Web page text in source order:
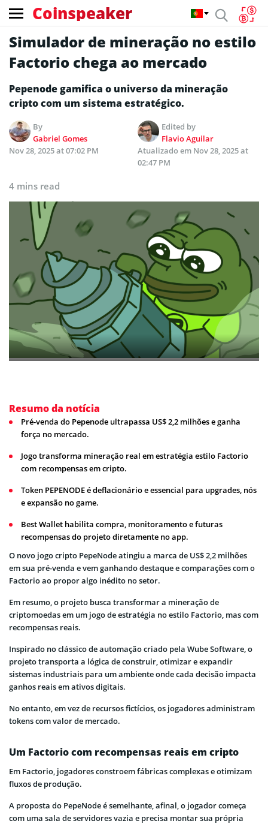
Coinspeaker
Simulador de mineração no estilo
Factorio chega ao mercado
Pepenode gamifica o universo da mineração
cripto com um sistema estratégico.
By
Gabriel Gomes
Edited by
Flavio Aguilar
Nov 28, 2025 at 07:02 PM
Atualizado em Nov 28, 2025 at
02:47 PM
4 mins read
Resumo da notícia
Pré-venda do Pepenode ultrapassa US$ 2,2 milhões e ganha
força no mercado.
Jogo transforma mineração real em estratégia estilo Factorio
com recompensas em cripto.
Token PEPENODE é deflacionário e essencial para upgrades, nós
e expansão no game.
Best Wallet habilita compra, monitoramento e futuras
recompensas do projeto diretamente no app.
O novo jogo cripto PepeNode atingiu a marca de US$ 2,2 milhões
em sua pré-venda e vem ganhando destaque e comparações com o
Factorio ao propor algo inédito no setor.
Em resumo, o projeto busca transformar a mineração de
criptomoedas em um jogo de estratégia no estilo Factorio, mas com
recompensas reais.
Inspirado no clássico de automação criado pela Wube Software, o
projeto transporta a lógica de construir, otimizar e expandir
sistemas industriais para um ambiente onde cada decisão impacta
ganhos reais em ativos digitais.
No entanto, em vez de recursos fictícios, os jogadores administram
tokens com valor de mercado.
Um Factorio com recompensas reais em cripto
Em Factorio, jogadores constroem fábricas complexas e otimizam
fluxos de produção.
A proposta do PepeNode é semelhante, afinal, o jogador começa
com uma sala de servidores vazia e precisa montar sua própria